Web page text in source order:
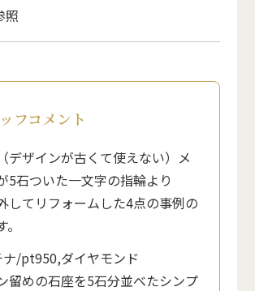
照
フコメント
デザインが古くて使えない）メ
5石ついた一文字の指輪より
してリフォームした4点の事例の
ナ/pt950,ダイヤモンド
留めの石座を5石分並べたシンプ